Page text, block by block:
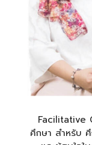
Facilitative
ศึกษา สำหรับ ศึ